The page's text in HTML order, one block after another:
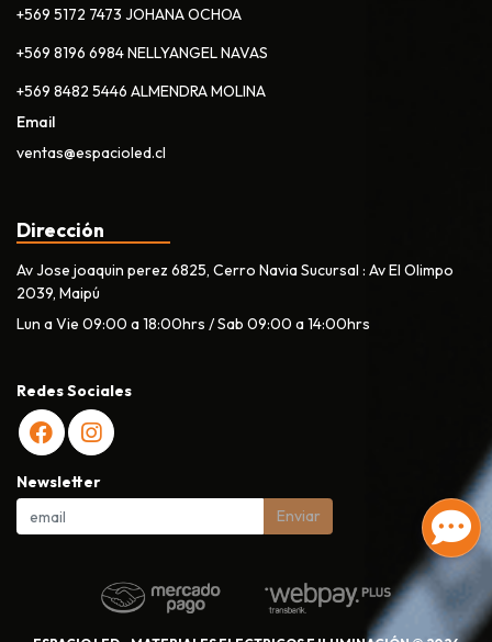
+569 5172 7473 JOHANA OCHOA
+569 8196 6984 NELLYANGEL NAVAS
+569 8482 5446 ALMENDRA MOLINA
Email
ventas@espacioled.cl
Dirección
Av Jose joaquin perez 6825, Cerro Navia Sucursal : Av El Olimpo
2039, Maipú
Lun a Vie 09:00 a 18:00hrs / Sab 09:00 a 14:00hrs
Redes Sociales
Newsletter
Enviar